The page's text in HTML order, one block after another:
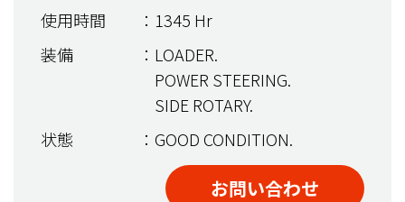
使用時間
：1345 Hr
装備
：LOADER.
POWER STEERING.
SIDE ROTARY.
状態
：GOOD CONDITION.
お問い合わせ